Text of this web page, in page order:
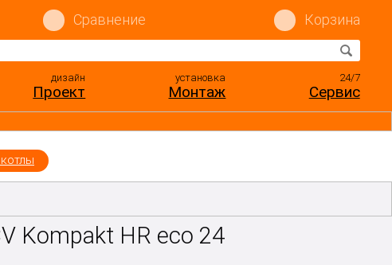
Сравнение Корзина
дизайн
Проект
установка
Монтаж
24/7
Сервис
Kompakt HR eco 24